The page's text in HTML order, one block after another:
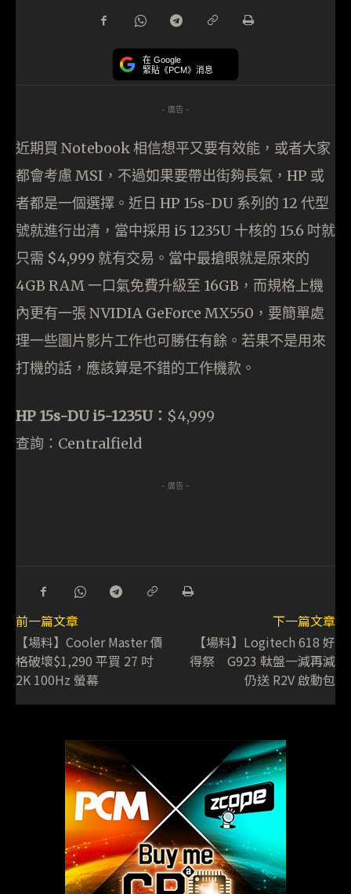
在 Google
緊貼《PCM》消息
- 廣告 -
近期買 Notebook 相信想平又要有效能，或者大家
都會考慮 MSI，不過如果要帶出街夠長氣，HP 或
者都是一個選擇。近日 HP 15s-DU 系列的 12 代型
號就進行出清，當中採用 i5 1235U 十核的 15.6 吋就
只需 $4,999 就有交易。當中最搶眼就是原來的
4GB RAM 一口氣免費升級至 16GB，而規格上機
內更有一張 NVIDIA GeForce MX550，要簡單處
理一些圖片影片工作也可勝任有餘。若果不是用來
打機的話，應該算是不錯的工作機款。
HP 15s-DU i5-1235U： $4,999
查詢：Centralfield
- 廣告 -
前一篇文章
【場料】Cooler Master 價
格破壞$1,290 平買 27 吋
2K 100Hz 螢幕
下一篇文章
【場料】Logitech 618 好
得祭 G923 軚盤一減再減
仍送 R2V 啟動包